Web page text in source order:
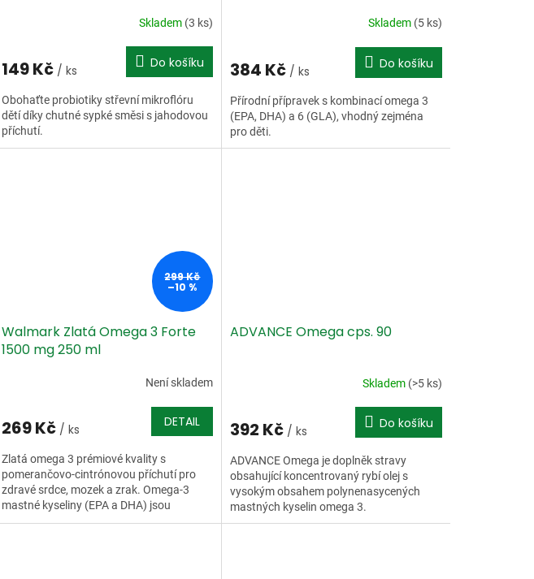
Skladem (3 ks)
149 Kč / ks Do košíku
Obohaťte probiotiky střevní mikroflóru
dětí díky chutné sypké směsi s jahodovou
příchutí.
Skladem (5 ks)
384 Kč / ks Do košíku
Přírodní přípravek s kombinací omega 3
(EPA, DHA) a 6 (GLA), vhodný zejména
pro děti.
299 Kč
–10 %
Walmark Zlatá Omega 3 Forte
1500 mg 250 ml
Není skladem
269 Kč / ks DETAIL
Zlatá omega 3 prémiové kvality s
pomerančovo-cintrónovou příchutí pro
zdravé srdce, mozek a zrak. Omega-3
mastné kyseliny (EPA a DHA) jsou
polynenasycené mastné kyseliny...
ADVANCE Omega cps. 90
Skladem (>5 ks)
392 Kč / ks Do košíku
ADVANCE Omega je doplněk stravy
obsahující koncentrovaný rybí olej s
vysokým obsahem polynenasycených
mastných kyselin omega 3.